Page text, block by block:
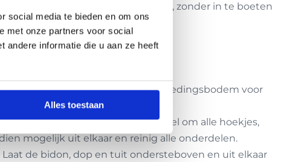
social media te bieden en om ons
met onze partners voor social
andere informatie die u aan ze heeft
Alles toestaan
van vervangen uit te stellen, zonder in te boeten
drogen snel op en vormen een voedingsbodem voor
Gebruik een bidonborstel om alle hoekjes,
mogelijk uit elkaar en reinig alle onderdelen.
de bidon, dop en tuit ondersteboven en uit elkaar